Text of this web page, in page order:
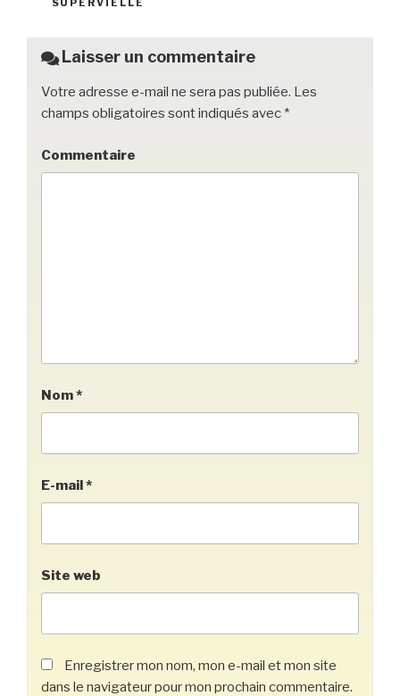
o
k
Laisser un commentaire
Votre adresse e-mail ne sera pas publiée. Les
champs obligatoires sont indiqués avec *
Commentaire
Nom*
E-mail*
Site web
Enregistrer mon nom, mon e-mail et mon site
dans le navigateur pour mon prochain commentaire.